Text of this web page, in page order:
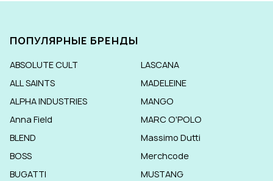
ПОПУЛЯРНЫЕ БРЕНДЫ
ABSOLUTE CULT
ALL SAINTS
ALPHA INDUSTRIES
Anna Field
BLEND
BOSS
BUGATTI
LASCANA
MADELEINE
MANGO
MARC O'POLO
Massimo Dutti
Merchcode
MUSTANG